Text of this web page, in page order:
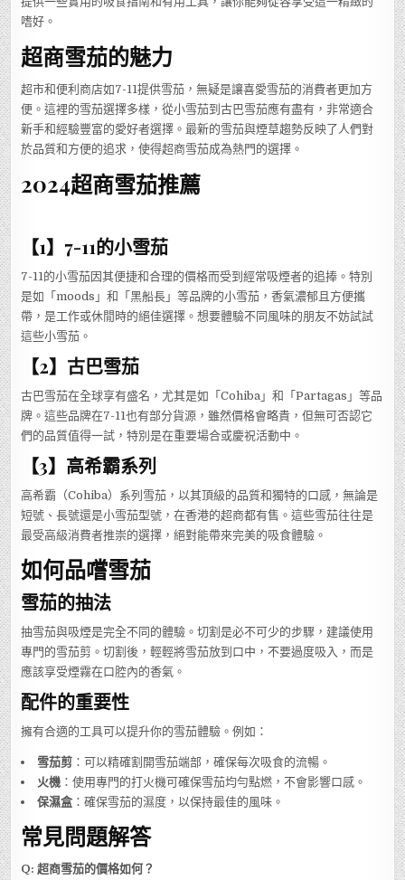
嗜好。
超商雪茄的魅力
超市和便利商店如7-11提供雪茄，無疑是讓喜愛雪茄的消費者更加方
便。這裡的雪茄選擇多樣，從小雪茄到古巴雪茄應有盡有，非常適合
新手和經驗豐富的愛好者選擇。最新的雪茄與煙草趨勢反映了人們對
於品質和方便的追求，使得超商雪茄成為熱門的選擇。
2024超商雪茄推薦
【1】7-11的小雪茄
7-11的小雪茄因其便捷和合理的價格而受到經常吸煙者的追捧。特別
是如「moods」和「黑船長」等品牌的小雪茄，香氣濃郁且方便攜
帶，是工作或休閒時的絕佳選擇。想要體驗不同風味的朋友不妨試試
這些小雪茄。
【2】古巴雪茄
古巴雪茄在全球享有盛名，尤其是如「Cohiba」和「Partagas」等品
牌。這些品牌在7-11也有部分貨源，雖然價格會略貴，但無可否認它
們的品質值得一試，特別是在重要場合或慶祝活動中。
【3】高希霸系列
高希霸（Cohiba）系列雪茄，以其頂級的品質和獨特的口感，無論是
短號、長號還是小雪茄型號，在香港的超商都有售。這些雪茄往往是
最受高級消費者推崇的選擇，絕對能帶來完美的吸食體驗。
如何品嚐雪茄
雪茄的抽法
抽雪茄與吸煙是完全不同的體驗。切割是必不可少的步驟，建議使用
專門的雪茄剪。切割後，輕輕將雪茄放到口中，不要過度吸入，而是
應該享受煙霧在口腔內的香氣。
配件的重要性
擁有合適的工具可以提升你的雪茄體驗。例如：
雪茄剪 ：可以精確割開雪茄端部，確保每次吸食的流暢。
火機 ：使用專門的打火機可確保雪茄均勻點燃，不會影響口感。
保濕盒 ：確保雪茄的濕度，以保持最佳的風味。
常見問題解答
Q: 超商雪茄的價格如何？